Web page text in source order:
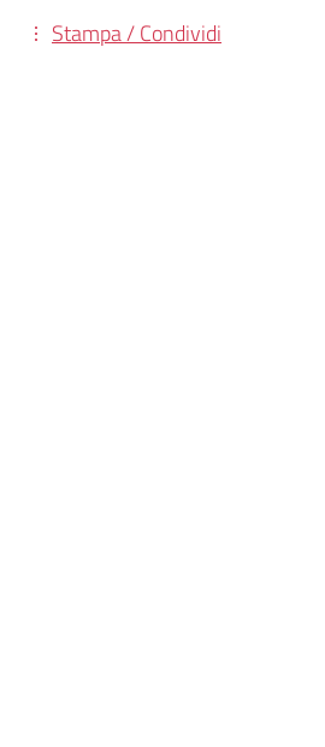
Stampa / Condividi